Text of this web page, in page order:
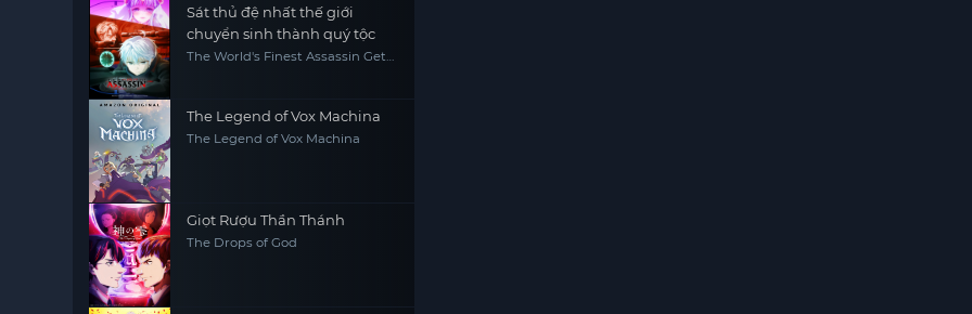
Sát thủ đệ nhất thế giới
chuyển sinh thành quý tộc
The World's Finest Assassin Gets
Tensei suru
The Legend of Vox Machina
The Legend of Vox Machina
Giọt Rượu Thần Thánh
The Drops of God